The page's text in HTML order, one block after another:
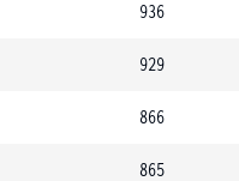
936
929
866
865